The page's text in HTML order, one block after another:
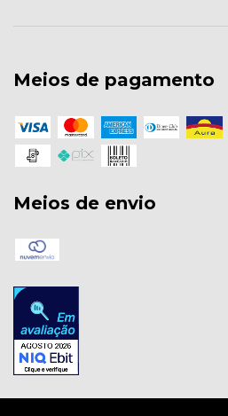
Meios de pagamento
Meios de envio